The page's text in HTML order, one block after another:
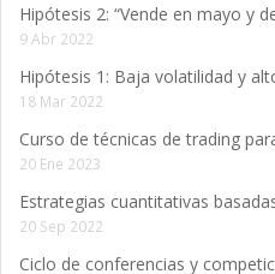
Hipótesis 2: “Vende en mayo y
9 Abr 2022
Hipótesis 1: Baja volatilidad y
18 Mar 2022
Curso de técnicas de trading
20 Ene 2023
Estrategias cuantitativas
20 Sep 2022
Ciclo de conferencias y